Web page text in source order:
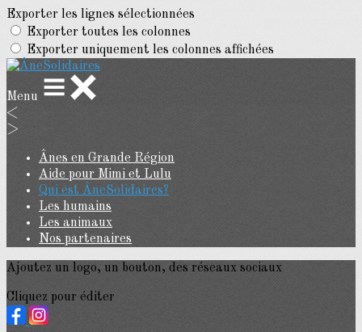
Exporter les lignes sélectionnées
Exporter toutes les colonnes
Exporter uniquement les colonnes affichées
Menu
<
>
Ânes en Grande Région
Aide pour Mimi et Lulu
Qui est ÂneSolidaires?
Les humains
Les animaux
Nos partenaires
Ajoutez un logo, un bouton, des réseaux sociaux
Cliquez pour éditer